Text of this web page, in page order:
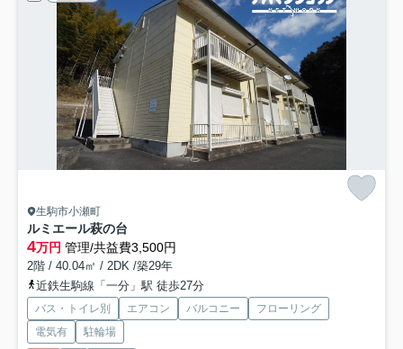
生駒市小瀬町
ルミエール萩の台
4万円 管理/共益費3,500円
2階 / 40.04㎡ / 2DK /築29年
近鉄生駒線「一分」駅 徒歩27分
バス・トイレ別 エアコン バルコニー
フローリング
電気有
駐輪場